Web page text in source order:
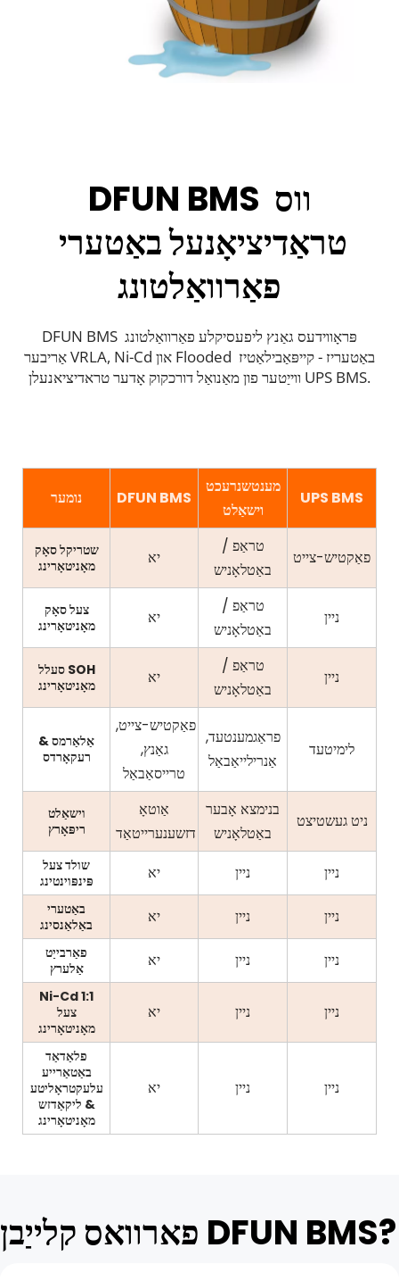
DFUN BMS ווס
פאַרוואַלטונג
DFUN BMS פּראָווידעס גאַנץ ליפעסיקלע פאַרוואַלטונג
אַריבער VRLA, Ni-Cd און Flooded באַטעריז - קייפּאַבילאַטיז
ווייַטער פון מאַנואַל דורכקוק אָדער טראדיציאנעלן UPS BMS.
נומער DFUN BMS
מענטשנרעכט
וישאַלט
UPS BMS
שטריקל סאָק
מאָניטאָרינג
יא
טראַפ /
באַטלאָניש
פאַקטיש-צייט
צעל סאָק
מאָניטאָרינג
יא
טראַפ /
באַטלאָניש
ניין
סעלל SOH
מאָניטאָרינג
יא
טראַפ /
באַטלאָניש
ניין
אַלאַרמס &
רעקאָרדס
פאַקטיש-צייט,
גאַנץ,
טרייסאַבאַל
פראַגמענטעד,
אַנרילייאַבאַל
לימיטעד
וישאַלט
ריפּאָרץ
אַוטאָ
דזשענערייטאַד
בנימצא אָבער
באַטלאָניש
ניט געשטיצט
שולד צעל
פּינפּוינטינג
יא ניין ניין
באַטערי
באַלאַנסינג
יא ניין ניין
פאַרבייַט
אַלערץ
יא ניין ניין
Ni-Cd 1:1
צעל
מאָניטאָרינג
יא ניין ניין
פלאַדאַד
באַטאַרייע
עלעקטראָליטע
& ליקאַדזש
מאָניטאָרינג
יא ניין ניין
פארוואס קלייַבן DFUN BMS?